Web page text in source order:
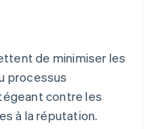
de minimiser les
processus
contre les
à la réputation.